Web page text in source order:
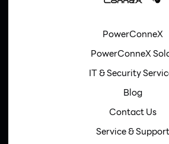
PowerConneX
PowerConneX
IT & Security
Blog
Contact Us
Service & Support